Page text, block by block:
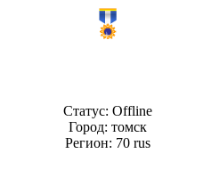
Статус: Offline
Город: томск
Регион: 70 rus